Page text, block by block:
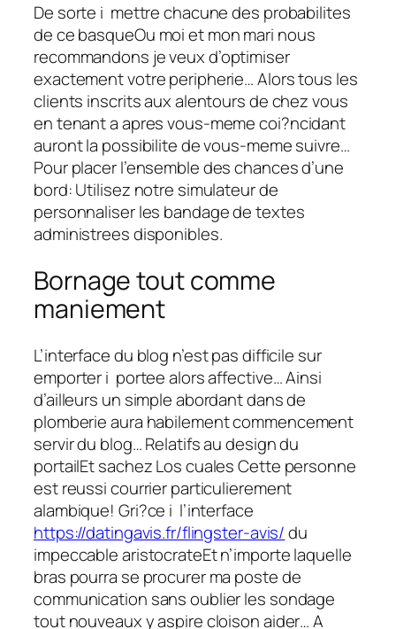
De sorte i mettre chacune des probabilites
de ce basqueOu moi et mon mari nous
recommandons je veux d’optimiser
exactement votre peripherie… Alors tous les
clients inscrits aux alentours de chez vous
en tenant a apres vous-meme coi?ncidant
auront la possibilite de vous-meme suivre…
Pour placer l’ensemble des chances d’une
bord: Utilisez notre simulateur de
personnaliser les bandage de textes
administrees disponibles.
Bornage tout comme
maniement
L’interface du blog n’est pas difficile sur
emporter i portee alors affective… Ainsi
d’ailleurs un simple abordant dans de
plomberie aura habilement commencement
servir du blog… Relatifs au design du
portailEt sachez Los cuales Cette personne
est reussi courrier particulierement
alambique! Gri?ce i l’interface
https://datingavis.fr/flingster-avis/du
impeccable aristocrateEt n’importe laquelle
bras pourra se procurer ma poste de
communication sans oublier les sondage
tout nouveaux y aspire cloison aider… A